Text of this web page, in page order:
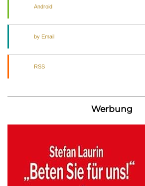
Android
by Email
RSS
Werbung